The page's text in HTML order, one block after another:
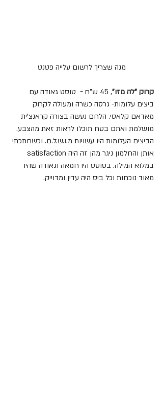
מנה שצריך לרשום עלייה פטנט
קרוק "לה מזו", 45 ש"ח - טוסט גאודה עם
ביצים עלומות- גרסה כשרה ומעולה לקרוק
מאדאם קלאסי. הלחם נעשה בצורה קראנצ'ית
מושלמת ואתם בטח תוכלו לראות זאת מהצבע.
הביצים העלומות היו עשויות מ.ו.ש.ל.ם. וכשחתכתי
במלוא המילה. בטוסט היו חמאה וגאודה שהיו
מאוד נוכחות וכל ביס היה עדין ומדוייק.